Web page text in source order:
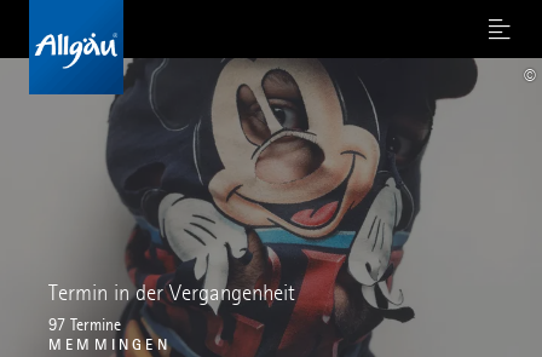
Menu
Termin in der Vergangenheit
97 Termine
MEMMINGEN
©